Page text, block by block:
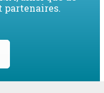
partenaires.